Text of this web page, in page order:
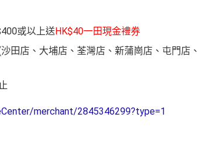
或以上送 HK$40一田現金禮券
田店、大埔店、荃灣店、新蒲崗店、屯門店、
merchant/2845346299?type=1